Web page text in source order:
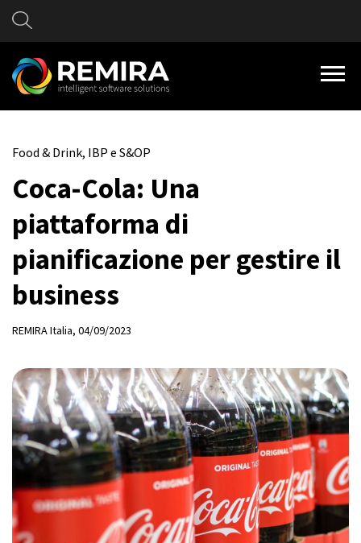
Food & Drink, IBP e S&OP
Coca-Cola: Una
piattaforma di
pianificazione per gestire il
business
REMIRA Italia, 04/09/2023